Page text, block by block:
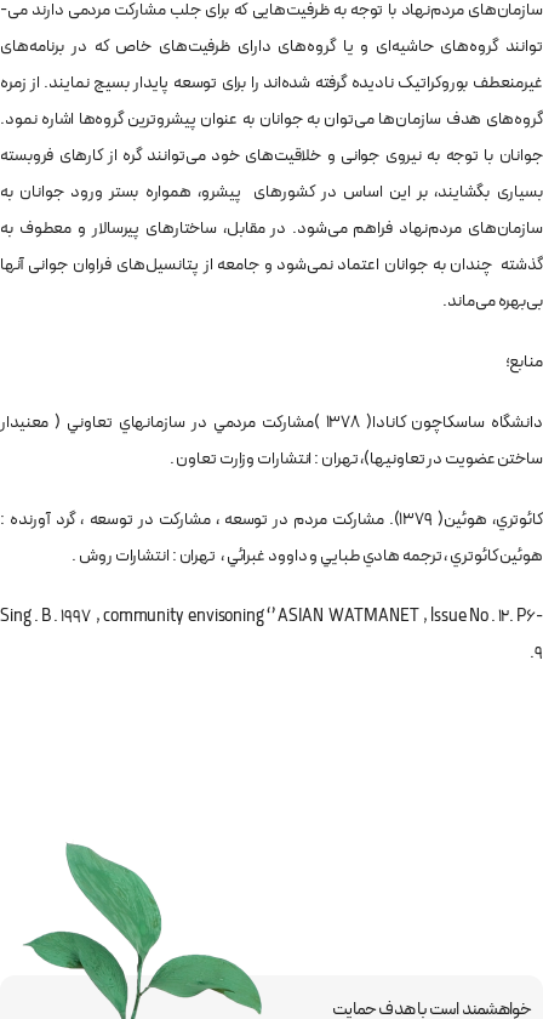
سازمان‌­های مردم‌نهاد با توجه به ظرفیت‌­هایی که برای جلب مشارکت مردمی دارند می‌­
توانند گروه‌های حاشیه­‌ای و یا گروه‌های دارای ظرفیت­‌های خاص که در برنامه‌­های
غیرمنعطف بوروکراتیک نادیده گرفته شده‌­اند را برای توسعه پایدار بسیج نمایند. از زمره
گروه‌های هدف سازمان­‌ها می‌­توان به جوانان به عنوان پیشروترین گروه‌ها اشاره نمود.
جوانان با توجه به نیروی جوانی و خلاقیت‌­های خود می‌­توانند گره از کارهای فروبسته
بسیاری بگشایند، بر این اساس در کشورهای پیشرو، همواره بستر ورود جوانان به
سازمان‌های مردم‌نهاد فراهم می‌­شود. در مقابل، ساختارهای پیرسالار و معطوف به
گذشته چندان به جوانان اعتماد نمی‌­شود و جامعه از پتانسیل‌­های فراوان جوانی آنها
بی‌بهره می‌­ماند.
منابع؛
دانشگاه سا­سكاچو­ن كانادا­( 1378 )­مشاركت مردمي در سازمان­هاي تعاوني ( معني­دار
ساختن عضويت در تعاوني­ها­)­، تهران : انتشارات وزارت تعاون .
كائوتري­، هوئين( 1379). مشاركت مردم در توسعه ، مشاركت در توسعه ، گرد آورنده :
هوئين كائوتري ، ترجمه هادي طبايي و داوود غبرائي ، تهران : انتشارات روش .
Sing . B . 1997 , community envisoning ‘’ ASIAN WATMANET , lssue No . 12. P6-
9.
خواهشمند است با هدف حمایت